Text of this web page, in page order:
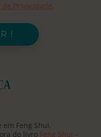
de Privacidade.
!
Feng Shui,
do livro Feng Shui –